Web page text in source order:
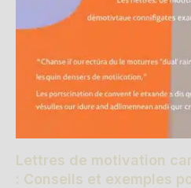
Lettres de motivation
: Conseils et exemples